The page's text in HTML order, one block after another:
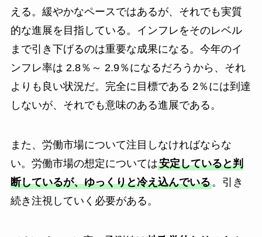
える。緩やかなペースではあるが、それでも実質
的な進展を目指している。インフレをそのレベル
まで引き下げるのは重要な成果になる。今年のイ
ンフレ率は 2.8％～ 2.9％になるだろうから、それ
よりも良い状況だ。完全に目標である 2％には到達
しないが、それでも意味のある進展である。
また、労働市場について注目しなければならな
い。労働市場の想定については安定していると判
断しているが、ゆっくりと冷え込んでいる。引き
続き注視していく必要がある。